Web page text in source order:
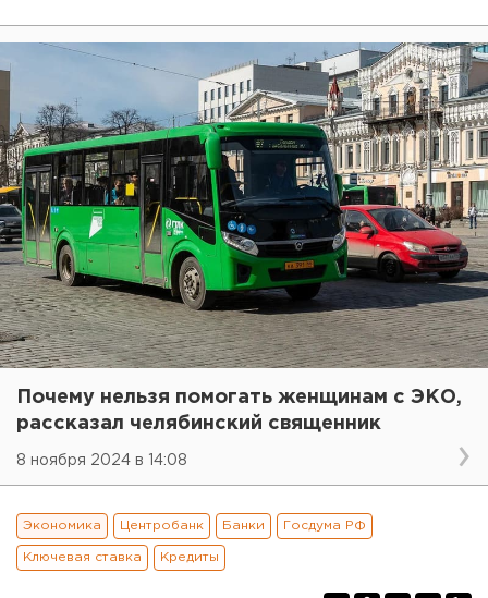
Почему нельзя помогать женщинам с ЭКО,
рассказал челябинский священник
8 ноября 2024 в 14:08
Экономика Центробанк Банки Госдума РФ
Ключевая ставка Кредиты